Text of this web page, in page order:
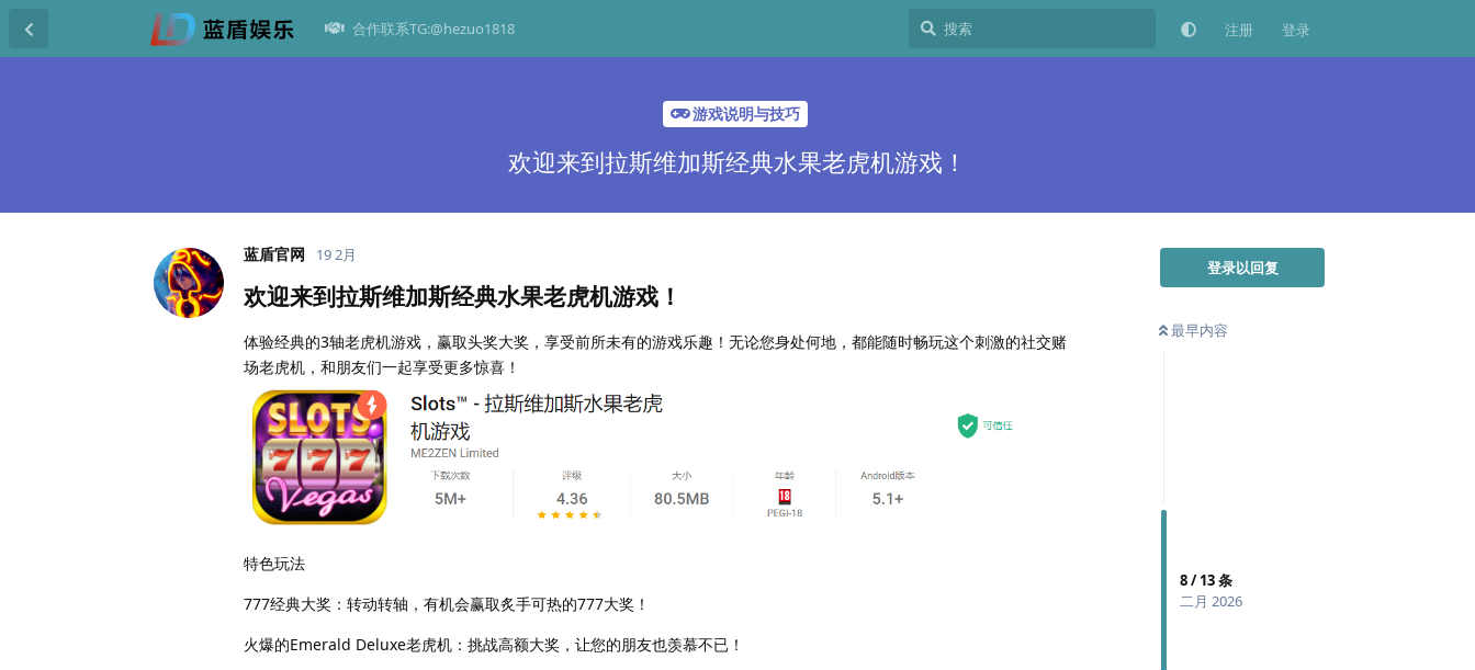
合作联系TG:@hezuo1818 注册 登录
游戏说明与技巧
欢迎来到拉斯维加斯经典水果老虎机游戏！
登录以回复
最早内容
8/13条
二月 2026
蓝盾官网 19 2月
欢迎来到拉斯维加斯经典水果老虎机游戏！
体验经典的3轴老虎机游戏，赢取头奖大奖，享受前所未有的游戏乐趣！无论您身处何地，都能随时畅玩这个刺激的社交赌
场老虎机，和朋友们一起享受更多惊喜！
特色玩法
777经典大奖：转动转轴，有机会赢取炙手可热的777大奖！
火爆的Emerald Deluxe老虎机：挑战高额大奖，让您的朋友也羡慕不已！